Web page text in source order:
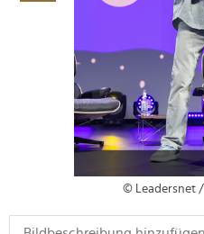
© Leadersnet